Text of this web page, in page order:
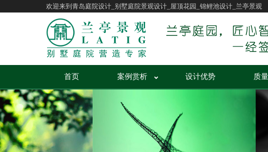
欢迎来到青岛庭院设计_别墅庭院景观设计_屋顶花园_锦鲤池设计_兰亭景观
首页 案例赏析 设计优势 质